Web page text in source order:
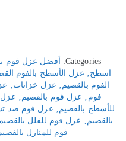
Categories:
أفضل عزل فوم
اسطح‚ عزل الأسطح بالفوم
الفوم بالقصيم‚ عزل خزانات‚
فوم ‚ عزل فوم بالقصيم‚ عزل
للأسطح بالقصيم‚ عزل فوم ضد
بالقصيم‚ عزل فوم للفلل
فوم للمنازل